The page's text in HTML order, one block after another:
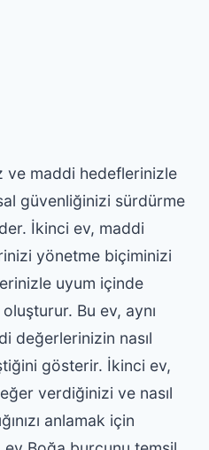
ve maddi hedeflerinizle
güvenliğinizi sürdürme
İkinci ev, maddi
yönetme biçiminizi
uyum içinde
Bu ev, aynı
değerlerinizin nasıl
gösterir. İkinci ev,
verdiğinizi ve nasıl
anlamak için